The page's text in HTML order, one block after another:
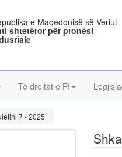
e Maqedonisë së Veriut
shtetëror për pronësi
Të drejtat e PI
7 - 2025